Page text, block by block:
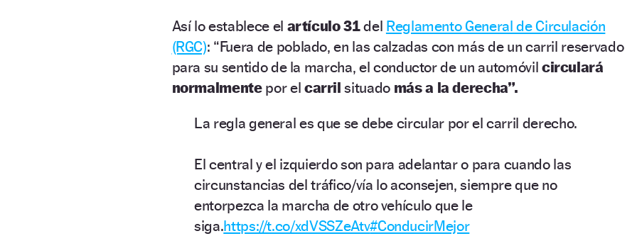
Así lo establece el artículo 31del Reglamento General de Circulación
(RGC): “Fuera de poblado, en las calzadas con más de un carril reservado
para su sentido de la marcha, el conductor de un automóvil circulará
normalmente por el carrilsituado más a la derecha”.
La regla general es que se debe circular por el carril derecho.
El central y el izquierdo son para adelantar o para cuando las
circunstancias del tráfico/vía lo aconsejen, siempre que no
entorpezca la marcha de otro vehículo que le
siga.https://t.co/xdVSSZeAtv#ConducirMejor